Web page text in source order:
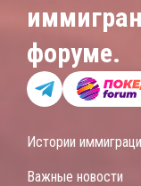
форуме.
Истории
Важные новости